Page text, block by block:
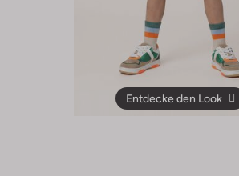
Entdecke den Look